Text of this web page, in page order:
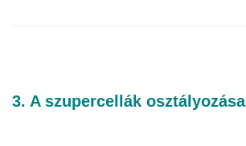
3. A szupercellák osztályozása